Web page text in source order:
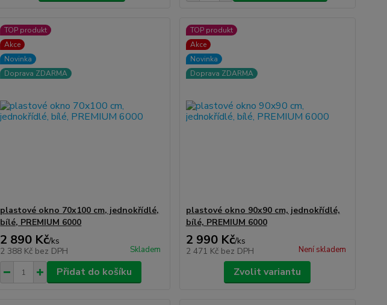
TOP produkt
Akce
Novinka
Doprava ZDARMA
plastové okno 70x100 cm, jednokřídlé,
bílé, PREMIUM 6000
2 890 Kč/ks
2 388 Kč bez DPH Skladem
Přidat do košíku
TOP produkt
Akce
Novinka
Doprava ZDARMA
plastové okno 90x90 cm, jednokřídlé,
bílé, PREMIUM 6000
2 990 Kč/ks
2 471 Kč bez DPH Není skladem
Zvolit variantu